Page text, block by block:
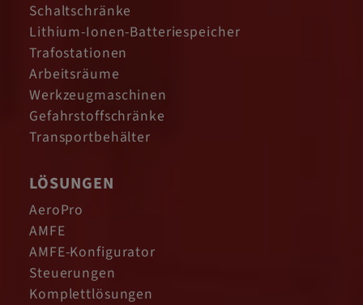
Schaltschränke
Lithium-Ionen-Batteriespeicher
Trafostationen
Arbeitsräume
Werkzeugmaschinen
Gefahrstoffschränke
Transportbehälter
LÖSUNGEN
AeroPro
AMFE
AMFE-Konfigurator
Steuerungen
Komplettlösungen